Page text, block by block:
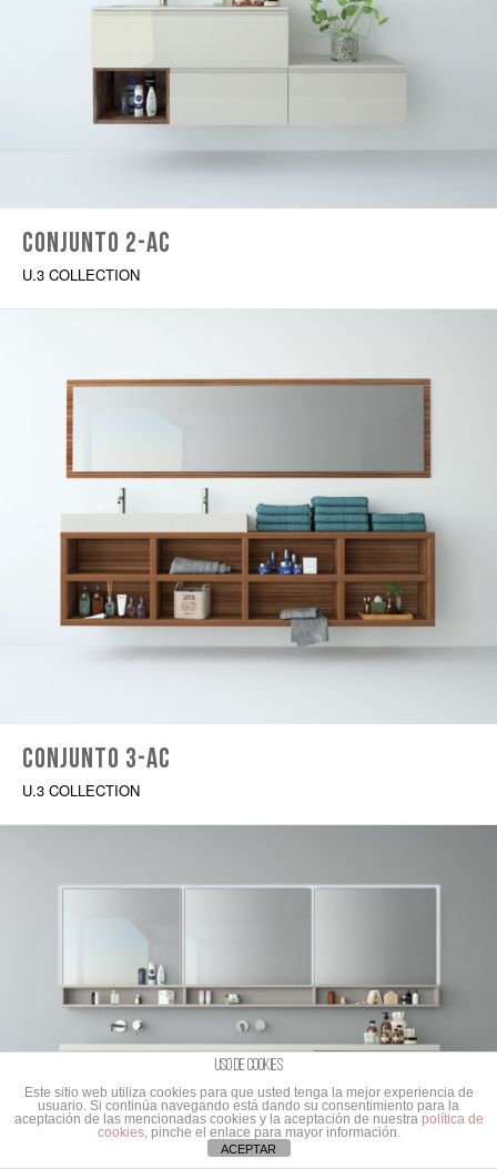
Conjunto 2-AC
U.3 COLLECTION
Conjunto 3-AC
U.3 COLLECTION
Uso de cookies
Este sitio web utiliza cookies para que usted tenga la mejor experiencia de
usuario. Si continúa navegando está dando su consentimiento para la
aceptación de las mencionadas cookies y la aceptación de nuestra política de
cookies, pinche el enlace para mayor información.
ACEPTAR